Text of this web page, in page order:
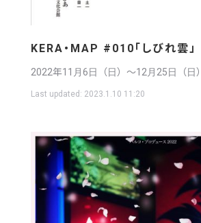
KERA・MAP #010「しびれ雲」
2022年11月6日（日）〜12月25日（日）
Last updated: 2023.1.10 11:20